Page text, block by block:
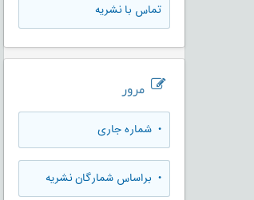
تماس با نشریه
مرور
• شماره جاری
• براساس شمارگان نشریه